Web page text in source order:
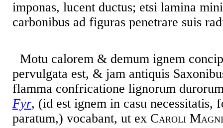
imponas, lucent ductus; etsi lamina
carbonibus ad figuras penetrare suis
Motu calorem & demum ignem
pervulgata est, & jam antiquis
flamma confricatione lignorum
Fyr, (id est ignem in casu necessitatis,
paratum,) vocabant, ut ex Caroli Magni